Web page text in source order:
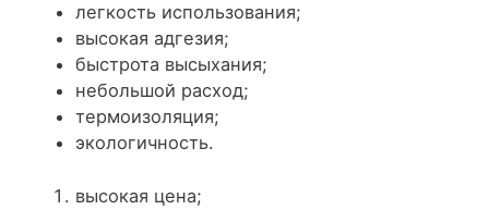
легкость использования;
высокая адгезия;
быстрота высыхания;
небольшой расход;
термоизоляция;
экологичность.
высокая цена;